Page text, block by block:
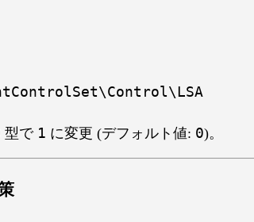
型で 1 に変更 (デフォルト値: 0)。